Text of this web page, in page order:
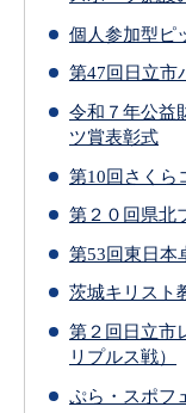
個人参加型ピ
第47回日立市
令和７年公益
ツ賞表彰式
第10回さくら
第２０回県北
第53回東日本
茨城キリスト
第２回日立市
リプルス戦）
ぷら・スポフ